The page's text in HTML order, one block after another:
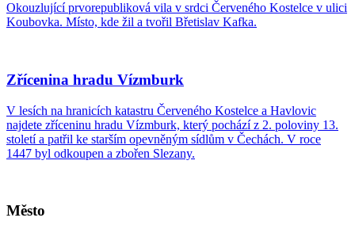
Okouzlující prvorepubliková vila v srdci Červeného Kostelce v ulici
Koubovka. Místo, kde žil a tvořil Břetislav Kafka.
Zřícenina hradu Vízmburk
V lesích na hranicích katastru Červeného Kostelce a Havlovic
najdete zříceninu hradu Vízmburk, který pochází z 2. poloviny 13.
století a patřil ke starším opevněným sídlům v Čechách. V roce
1447 byl odkoupen a zbořen Slezany.
Město